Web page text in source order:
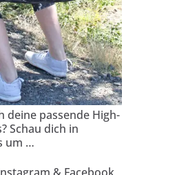
deine passende High-
Schau dich in
um …
& Facebook